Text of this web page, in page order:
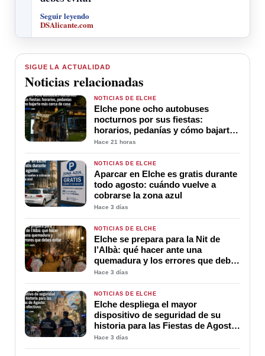
Seguir leyendo
DSAlicante.com
SIGUE LA ACTUALIDAD
Noticias relacionadas
NOTICIAS DE ELCHE
Elche pone ocho autobuses
nocturnos por sus fiestas:
horarios, pedanías y cómo bajarte
más cerca de casa
Hace 21 horas
NOTICIAS DE ELCHE
Aparcar en Elche es gratis durante
todo agosto: cuándo vuelve a
cobrarse la zona azul
Hace 3 días
NOTICIAS DE ELCHE
Elche se prepara para la Nit de
l’Albà: qué hacer ante una
quemadura y los errores que debes
evitar
Hace 3 días
NOTICIAS DE ELCHE
Elche despliega el mayor
dispositivo de seguridad de su
historia para las Fiestas de Agosto:
3.725 efectivos
Hace 3 días